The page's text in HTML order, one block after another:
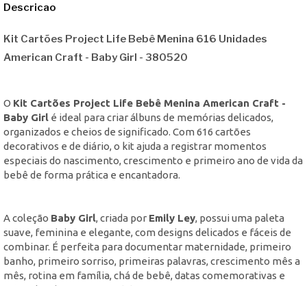
Descricao
Kit Cartões Project Life Bebê Menina 616 Unidades
American Craft - Baby Girl - 380520
O Kit Cartões Project Life Bebê Menina American Craft -
Baby Girl é ideal para criar álbuns de memórias delicados,
organizados e cheios de significado. Com 616 cartões
decorativos e de diário, o kit ajuda a registrar momentos
especiais do nascimento, crescimento e primeiro ano de vida da
bebê de forma prática e encantadora.
A coleção Baby Girl, criada por Emily Ley, possui uma paleta
suave, feminina e elegante, com designs delicados e fáceis de
combinar. É perfeita para documentar maternidade, primeiro
banho, primeiro sorriso, primeiras palavras, crescimento mês a
mês, rotina em família, chá de bebê, datas comemorativas e